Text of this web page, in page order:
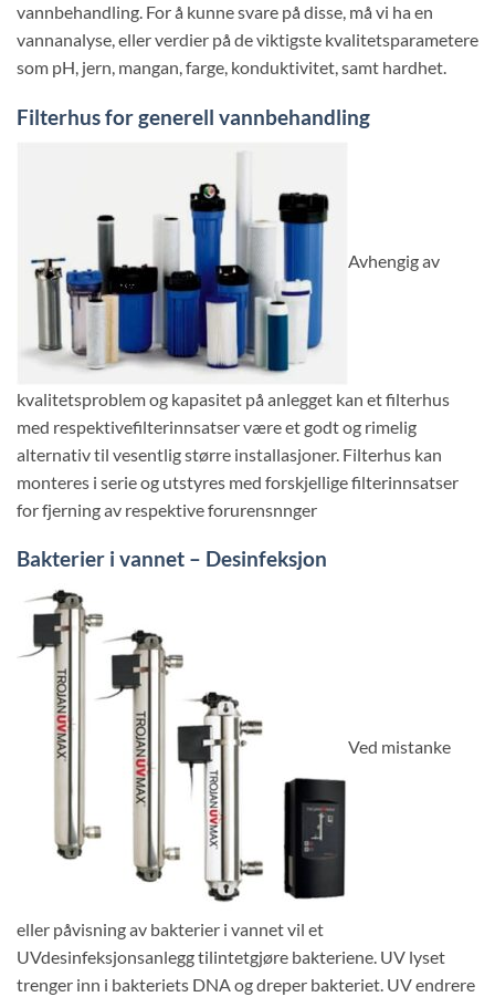
vannbehandling. For å kunne svare på disse, må vi ha en
vannanalyse, eller verdier på de viktigste kvalitetsparametere
som pH, jern, mangan, farge, konduktivitet, samt hardhet.
Filterhus for generell vannbehandling
Avhengig av
kvalitetsproblem og kapasitet på anlegget kan et filterhus
med respektivefilterinnsatser være et godt og rimelig
alternativ til vesentlig større installasjoner. Filterhus kan
monteres i serie og utstyres med forskjellige filterinnsatser
for fjerning av respektive forurensnnger
Bakterier i vannet – Desinfeksjon
Ved mistanke
eller påvisning av bakterier i vannet vil et
UVdesinfeksjonsanlegg tilintetgjøre bakteriene. UV lyset
trenger inn i bakteriets DNA og dreper bakteriet. UV endrere